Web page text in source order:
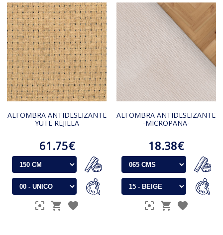
ALFOMBRA ANTIDESLIZANTE
YUTE REJILLA
61.75€
ALFOMBRA ANTIDESLIZANTE
-MICROPANA-
18.38€